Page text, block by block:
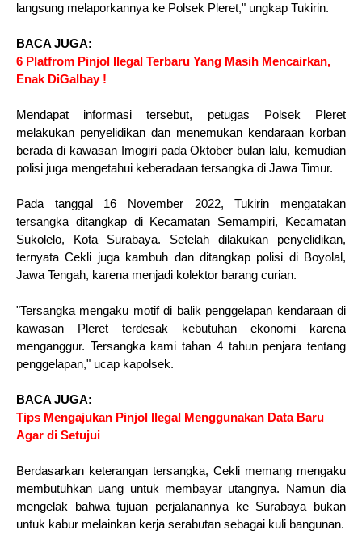
langsung melaporkannya ke Polsek Pleret," ungkap Tukirin.
BACA JUGA:
6 Platfrom Pinjol Ilegal Terbaru Yang Masih Mencairkan,
Enak DiGalbay !
Mendapat informasi tersebut, petugas Polsek Pleret
melakukan penyelidikan dan menemukan kendaraan korban
berada di kawasan Imogiri pada Oktober bulan lalu, kemudian
polisi juga mengetahui keberadaan tersangka di Jawa Timur.
Pada tanggal 16 November 2022, Tukirin mengatakan
tersangka ditangkap di Kecamatan Semampiri, Kecamatan
Sukolelo, Kota Surabaya. Setelah dilakukan penyelidikan,
ternyata Cekli juga kambuh dan ditangkap polisi di Boyolal,
Jawa Tengah, karena menjadi kolektor barang curian.
"Tersangka mengaku motif di balik penggelapan kendaraan di
kawasan Pleret terdesak kebutuhan ekonomi karena
menganggur. Tersangka kami tahan 4 tahun penjara tentang
penggelapan," ucap kapolsek.
BACA JUGA:
Tips Mengajukan Pinjol Ilegal Menggunakan Data Baru
Agar di Setujui
Berdasarkan keterangan tersangka, Cekli memang mengaku
membutuhkan uang untuk membayar utangnya. Namun dia
mengelak bahwa tujuan perjalanannya ke Surabaya bukan
untuk kabur melainkan kerja serabutan sebagai kuli bangunan.